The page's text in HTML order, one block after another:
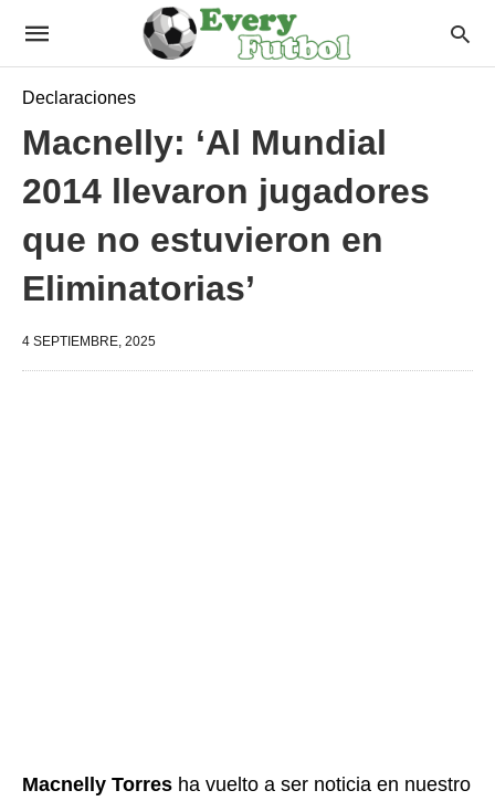
Declaraciones
Macnelly: ‘Al Mundial
2014 llevaron jugadores
que no estuvieron en
Eliminatorias’
4 SEPTIEMBRE, 2025
Macnelly Torres ha vuelto a ser noticia en nuestro